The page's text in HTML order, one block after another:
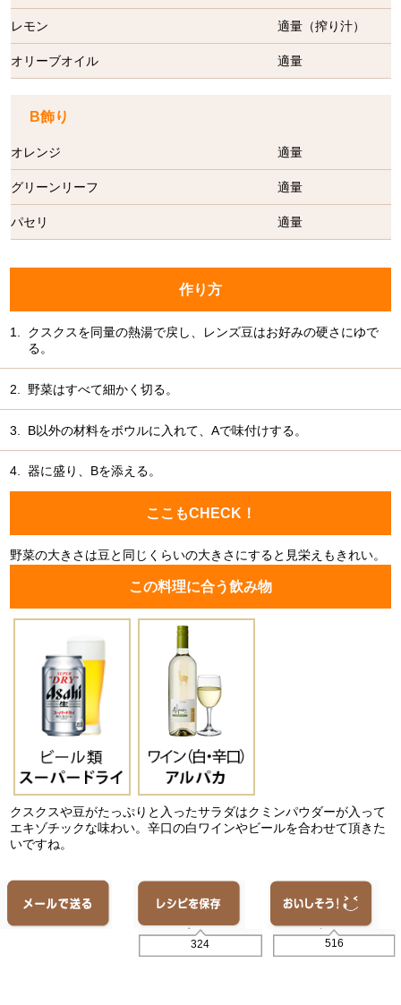
レモン 適量（搾り汁）
オリーブオイル 適量
B飾り
オレンジ 適量
グリーンリーフ 適量
パセリ 適量
作り方
1.
クスクスを同量の熱湯で戻し、レンズ豆はお好みの硬さにゆで
る。
2. 野菜はすべて細かく切る。
3. B以外の材料をボウルに入れて、Aで味付けする。
4. 器に盛り、Bを添える。
ここもCHECK！
野菜の大きさは豆と同じくらいの大きさにすると見栄えもきれい。
この料理に合う飲み物
クスクスや豆がたっぷりと入ったサラダはクミンパウダーが入って
エキゾチックな味わい。辛口の白ワインやビールを合わせて頂きた
いですね。
324 516